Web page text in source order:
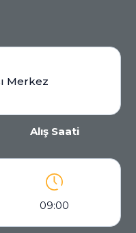
Merkez
Alış Saati
09:00